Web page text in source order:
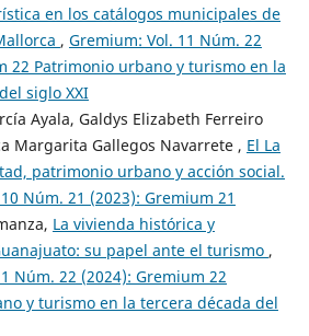
en los catálogos municipales de
, Gremium: Vol. 11 Núm. 22
22 Patrimonio urbano y turismo en la
siglo XXI
Ayala, Galdys Elizabeth Ferreiro
Margarita Gallegos Navarrete , El La
patrimonio urbano y acción social.
Núm. 21 (2023): Gremium 21
La vivienda histórica y
su papel ante el turismo ,
Núm. 22 (2024): Gremium 22
y turismo en la tercera década del